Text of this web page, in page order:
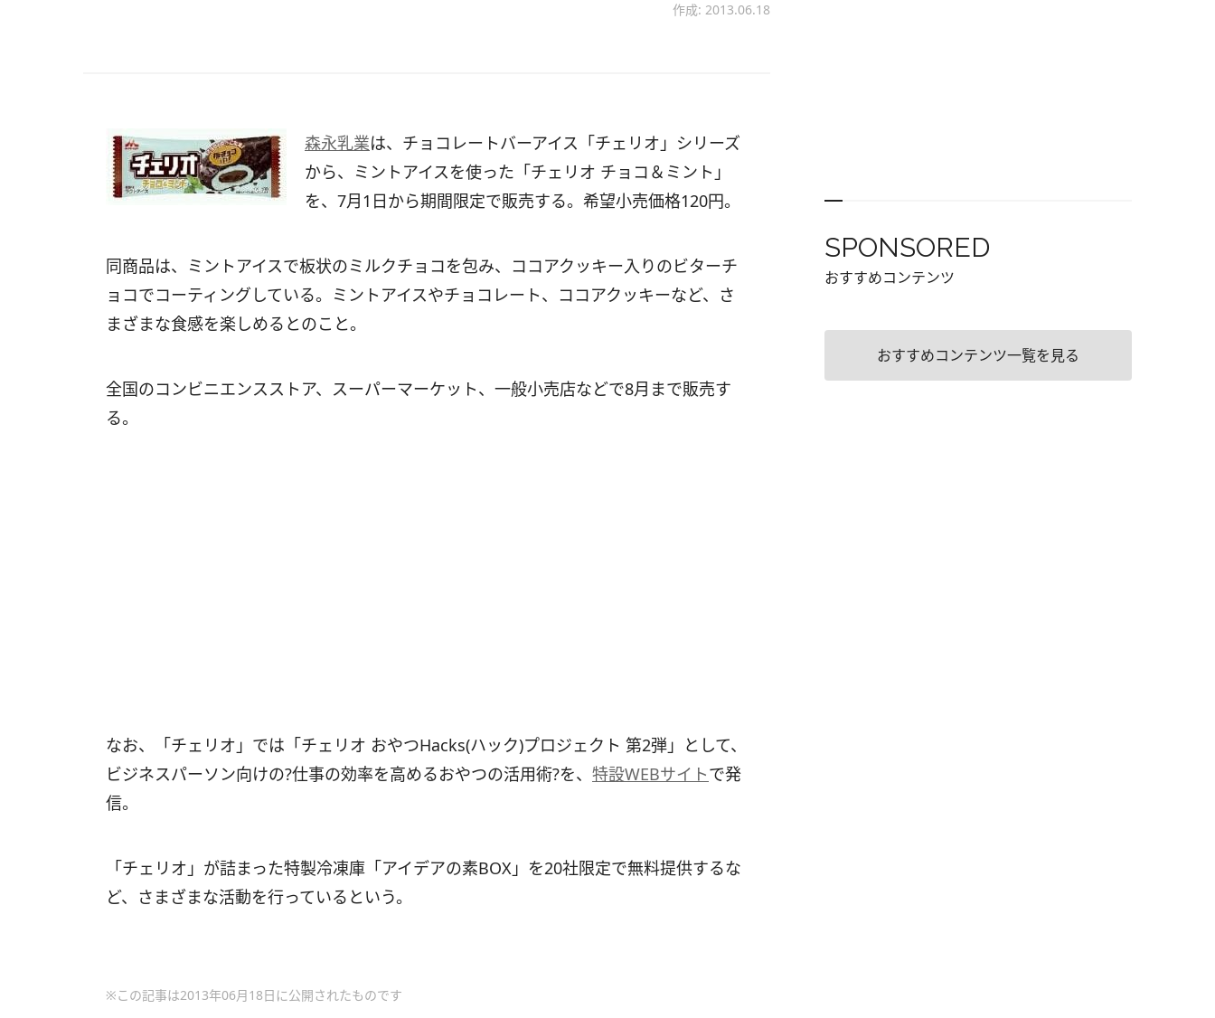
作成: 2013.06.18
森永乳業は、チョコレートバーアイス「チェリオ」シリーズ
から、ミントアイスを使った「チェリオ チョコ＆ミント」
を、7月1日から期間限定で販売する。希望小売価格120円。
同商品は、ミントアイスで板状のミルクチョコを包み、ココアクッキー入りのビターチ
ョコでコーティングしている。ミントアイスやチョコレート、ココアクッキーなど、さ
まざまな食感を楽しめるとのこと。
全国のコンビニエンスストア、スーパーマーケット、一般小売店などで8月まで販売す
る。
なお、「チェリオ」では「チェリオ おやつHacks(ハック)プロジェクト 第2弾」として、
ビジネスパーソン向けの?仕事の効率を高めるおやつの活用術?を、 特設WEBサイトで発
信。
「チェリオ」が詰まった特製冷凍庫「アイデアの素BOX」を20社限定で無料提供するな
ど、さまざまな活動を行っているという。
※この記事は2013年06月18日に公開されたものです
SPONSORED
おすすめコンテンツ
おすすめコンテンツ一覧を見る